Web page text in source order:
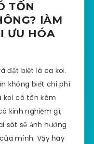
TỐN
lÀM
ƯU HÓA
đặt biệt là ca koi.
không biết chi phí
koi có tôn kém
kinh nghiệm gì,
sót sẽ ảnh hưởng
mình. Vậy hãy